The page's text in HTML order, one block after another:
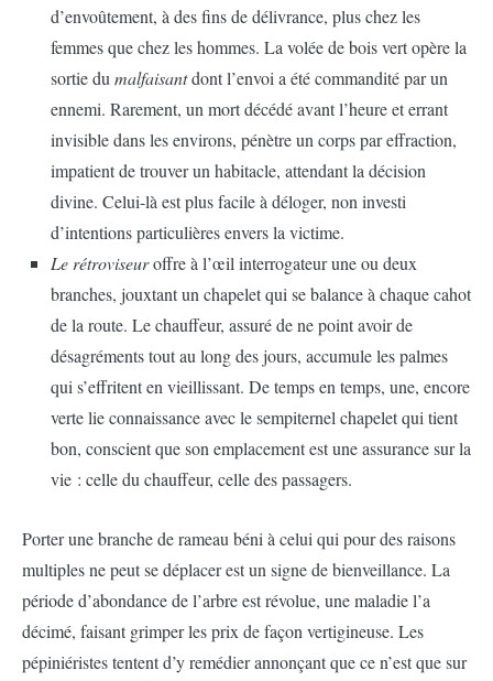
d’envoûtement, à des fins de délivrance, plus chez les
femmes que chez les hommes. La volée de bois vert opère la
sortie dumalfaisantdont l’envoi a été commandité par un
ennemi. Rarement, un mort décédé avant l’heure et errant
invisible dans les environs, pénètre un corps par effraction,
impatient de trouver un habitacle, attendant la décision
divine. Celui-là est plus facile à déloger, non investi
d’intentions particulières envers la victime.
Le rétroviseuroffre à l’œil interrogateur une ou deux
branches, jouxtant un chapelet qui se balance à chaque cahot
de la route. Le chauffeur, assuré de ne point avoir de
désagréments tout au long des jours, accumule les palmes
qui s’effritent en vieillissant. De temps en temps, une, encore
verte lie connaissance avec le sempiternel chapelet qui tient
bon, conscient que son emplacement est une assurance sur la
vie : celle du chauffeur, celle des passagers.
Porter une branche de rameau béni à celui qui pour des raisons
multiples ne peut se déplacer est un signe de bienveillance. La
période d’abondance de l’arbre est révolue, une maladie l’a
décimé, faisant grimper les prix de façon vertigineuse. Les
pépiniéristes tentent d’y remédier annonçant que ce n’est que sur